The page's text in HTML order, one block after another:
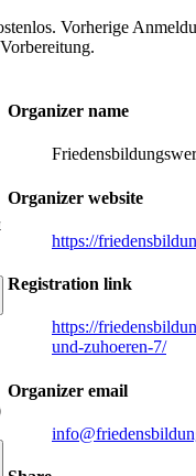
Vorherige
Organizer name
Organizer website
https://
Registration link
https://
und-zuhoeren-7/
Organizer email
info